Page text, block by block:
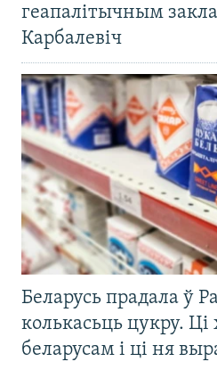
геапалітычным
Карбалевіч
Беларусь прадала ў
колькасьць цукру. Ці
беларусам і ці ня